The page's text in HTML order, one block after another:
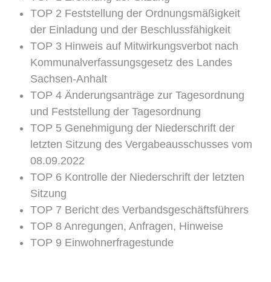
TOP 2 Feststellung der Ordnungsmäßigkeit
der Einladung und der Beschlussfähigkeit
TOP 3 Hinweis auf Mitwirkungsverbot nach
Kommunalverfassungsgesetz des Landes
Sachsen-Anhalt
TOP 4 Änderungsanträge zur Tagesordnung
und Feststellung der Tagesordnung
TOP 5 Genehmigung der Niederschrift der
letzten Sitzung des Vergabeausschusses vom
08.09.2022
TOP 6 Kontrolle der Niederschrift der letzten
Sitzung
TOP 7 Bericht des Verbandsgeschäftsführers
TOP 8 Anregungen, Anfragen, Hinweise
TOP 9 Einwohnerfragestunde